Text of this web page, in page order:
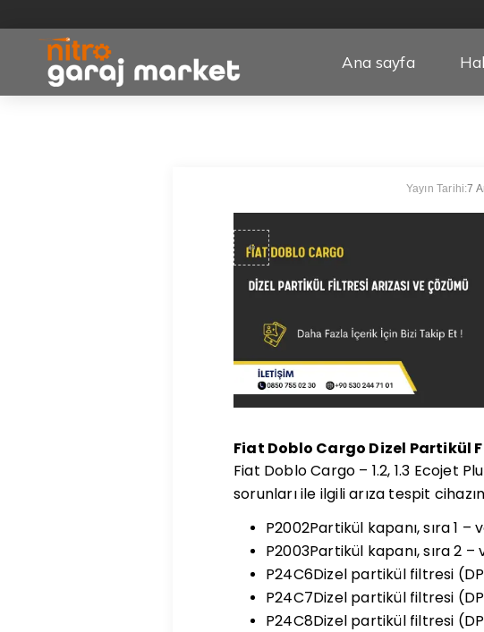
Ana sayfa
Yayın Tarihi:7
Fiat Doblo Cargo Dizel Partikül
Fiat Doblo Cargo – 1.2, 1.3 Ecojet
sorunları ile ilgili arıza tespit
P2002Partikül kapanı, sıra 1
P2003Partikül kapanı, sıra 2
P24C6Dizel partikül filtresi
P24C7Dizel partikül filtresi
P24C8Dizel partikül filtresi